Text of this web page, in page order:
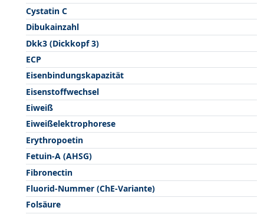
Cystatin C
Dibukainzahl
Dkk3 (Dickkopf 3)
ECP
Eisenbindungskapazität
Eisenstoffwechsel
Eiweiß
Eiweißelektrophorese
Erythropoetin
Fetuin-A (AHSG)
Fibronectin
Fluorid-Nummer (ChE-Variante)
Folsäure